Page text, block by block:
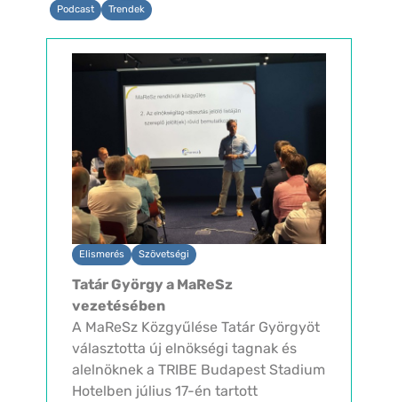
Podcast
Trendek
Elismerés Szövetségi
Tatár György a MaReSz
vezetésében
A MaReSz Közgyűlése Tatár Györgyöt
választotta új elnökségi tagnak és
alelnöknek a TRIBE Budapest Stadium
Hotelben július 17-én tartott